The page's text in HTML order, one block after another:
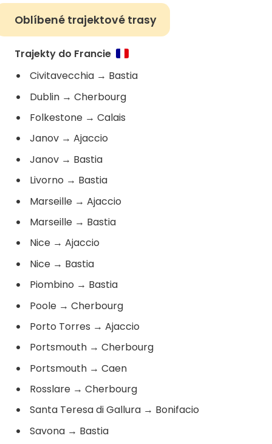
Oblíbené trajektové trasy
Trajekty do Francie
Civitavecchia → Bastia
Dublin → Cherbourg
Folkestone → Calais
Janov → Ajaccio
Janov → Bastia
Livorno → Bastia
Marseille → Ajaccio
Marseille → Bastia
Nice → Ajaccio
Nice → Bastia
Piombino → Bastia
Poole → Cherbourg
Porto Torres → Ajaccio
Portsmouth → Cherbourg
Portsmouth → Caen
Rosslare → Cherbourg
Santa Teresa di Gallura → Bonifacio
Savona → Bastia